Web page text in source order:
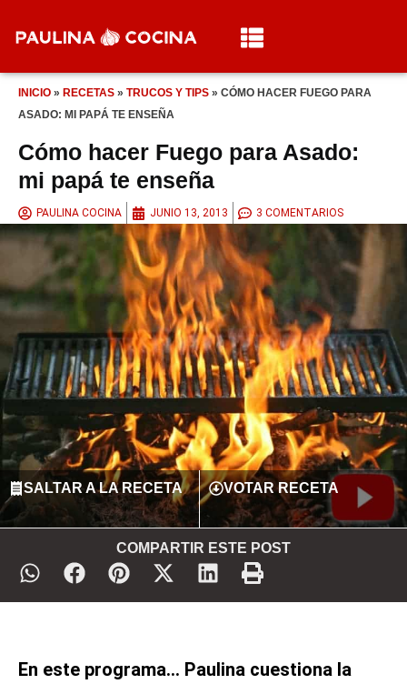
INICIO » RECETAS » TRUCOS Y TIPS » CÓMO HACER FUEGO PARA
ASADO: MI PAPÁ TE ENSEÑA
Cómo hacer Fuego para Asado:
mi papá te enseña
PAULINA COCINA JUNIO 13, 2013 3 COMENTARIOS
SALTAR A LA RECETA VOTAR RECETA
COMPARTIR ESTE POST
En este programa… Paulina cuestiona la